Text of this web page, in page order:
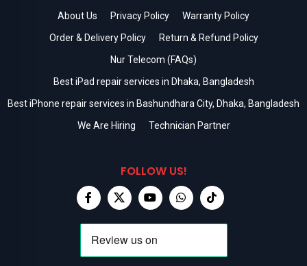
About Us Privacy Policy
Warranty Policy
Order & Delivery Policy
Return & Refund Policy
Nur Telecom (FAQs)
Best iPad repair services in Dhaka, Bangladesh
Best iPhone repair services in Bashundhara City, Dhaka, Bangladesh
We Are Hiring
Technician Partner
FOLLOW US!